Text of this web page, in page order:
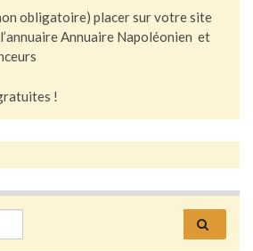
obligatoire) placer sur votre site
Annuaire Napoléonien et
!